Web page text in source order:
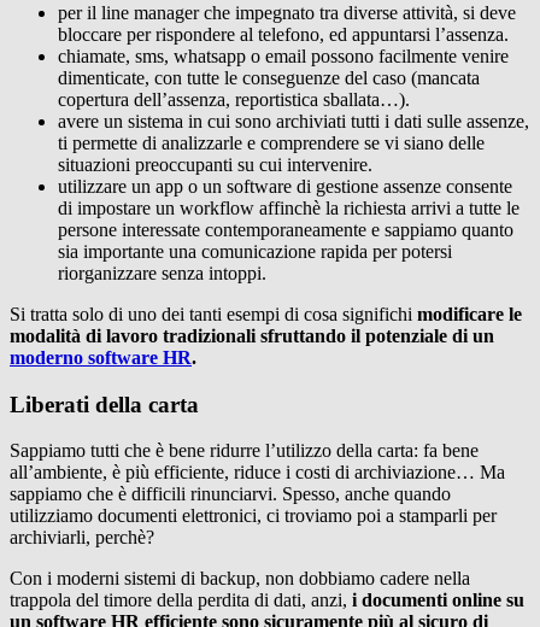
per il line manager che impegnato tra diverse attività, si deve
bloccare per rispondere al telefono, ed appuntarsi l’assenza.
chiamate, sms, whatsapp o email possono facilmente venire
dimenticate, con tutte le conseguenze del caso (mancata
copertura dell’assenza, reportistica sballata…).
avere un sistema in cui sono archiviati tutti i dati sulle assenze,
ti permette di analizzarle e comprendere se vi siano delle
situazioni preoccupanti su cui intervenire.
utilizzare un app o un software di gestione assenze consente
di impostare un workflow affinchè la richiesta arrivi a tutte le
persone interessate contemporaneamente e sappiamo quanto
sia importante una comunicazione rapida per potersi
riorganizzare senza intoppi.
Si tratta solo di uno dei tanti esempi di cosa significhi modificare le
modalità di lavoro tradizionali sfruttando il potenziale di un
moderno software HR.
Liberati della carta
Sappiamo tutti che è bene ridurre l’utilizzo della carta: fa bene
all’ambiente, è più efficiente, riduce i costi di archiviazione… Ma
sappiamo che è difficili rinunciarvi. Spesso, anche quando
utilizziamo documenti elettronici, ci troviamo poi a stamparli per
archiviarli, perchè?
Con i moderni sistemi di backup, non dobbiamo cadere nella
trappola del timore della perdita di dati, anzi, i documenti online su
un software HR efficiente sono sicuramente più al sicuro di